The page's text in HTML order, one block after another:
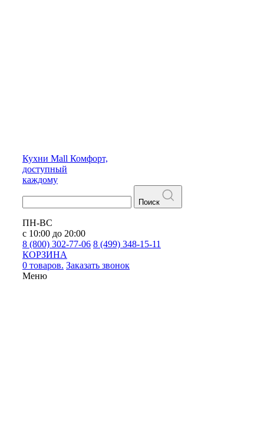
Кухни Mall Комфорт,
доступный
каждому
Поиск
ПН-ВС
с 10:00 до 20:00
8 (800) 302-77-06 8 (499) 348-15-11
КОРЗИНА
0 товаров. Заказать звонок
Меню